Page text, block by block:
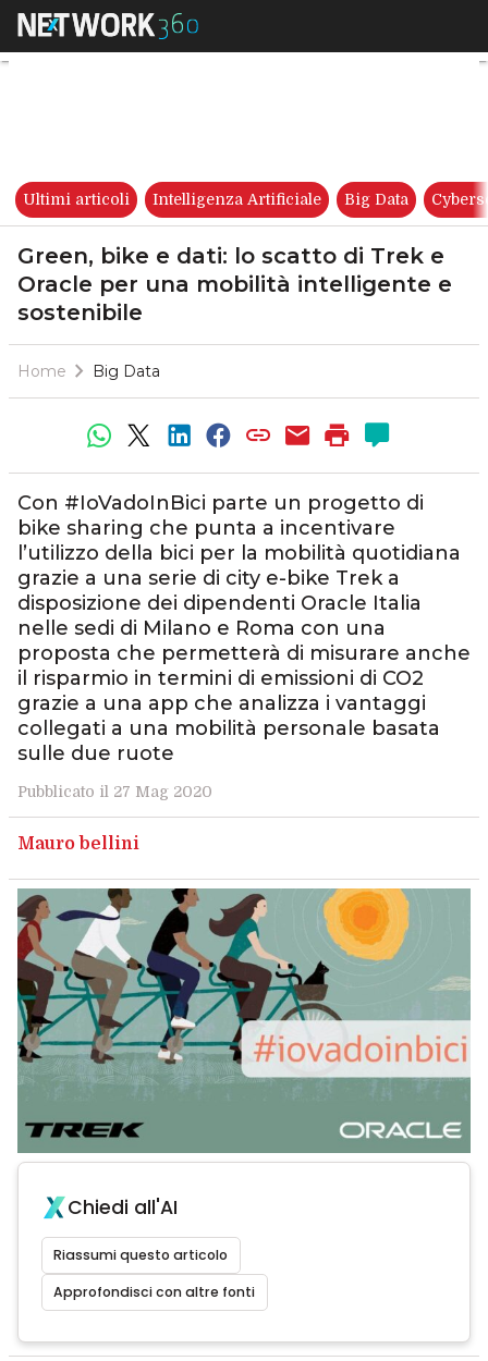
Green, bike e dati: lo scatto
Ultimi articoli Intelligenza Artificiale Big Data
Green, bike e dati: lo scatto di Trek e
Oracle per una mobilità intelligente e
sostenibile
Home Big Data
Con #IoVadoInBici parte un progetto di
bike sharing che punta a incentivare
l’utilizzo della bici per la mobilità quotidiana
grazie a una serie di city e-bike Trek a
disposizione dei dipendenti Oracle Italia
nelle sedi di Milano e Roma con una
proposta che permetterà di misurare anche
il risparmio in termini di emissioni di CO2
grazie a una app che analizza i vantaggi
collegati a una mobilità personale basata
sulle due ruote
Pubblicato il 27 Mag 2020
Mauro bellini
Chiedi all'AI
Riassumi questo articolo
Approfondisci con altre fonti